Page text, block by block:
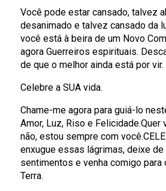
Você pode estar cansado, talvez
desanimado e talvez cansado da
você está à beira de um Novo
agora Guerreiros espirituais.
de que o melhor ainda está por vir.
Celebre a SUA vida.
Chame-me agora para guiá-lo
Amor, Luz, Riso e Felicidade.Quer
não, estou sempre com
enxugue essas lágrimas, deixe
sentimentos e venha comigo para
Terra.